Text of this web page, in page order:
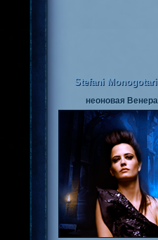
Stefani Monogotari
неоновая Венера